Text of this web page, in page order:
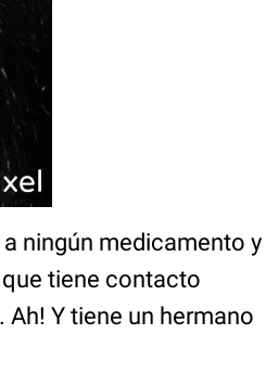
ningún medicamento y
tiene contacto
Y tiene un hermano